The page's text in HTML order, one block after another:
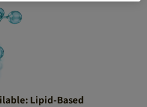
Lipid-Based